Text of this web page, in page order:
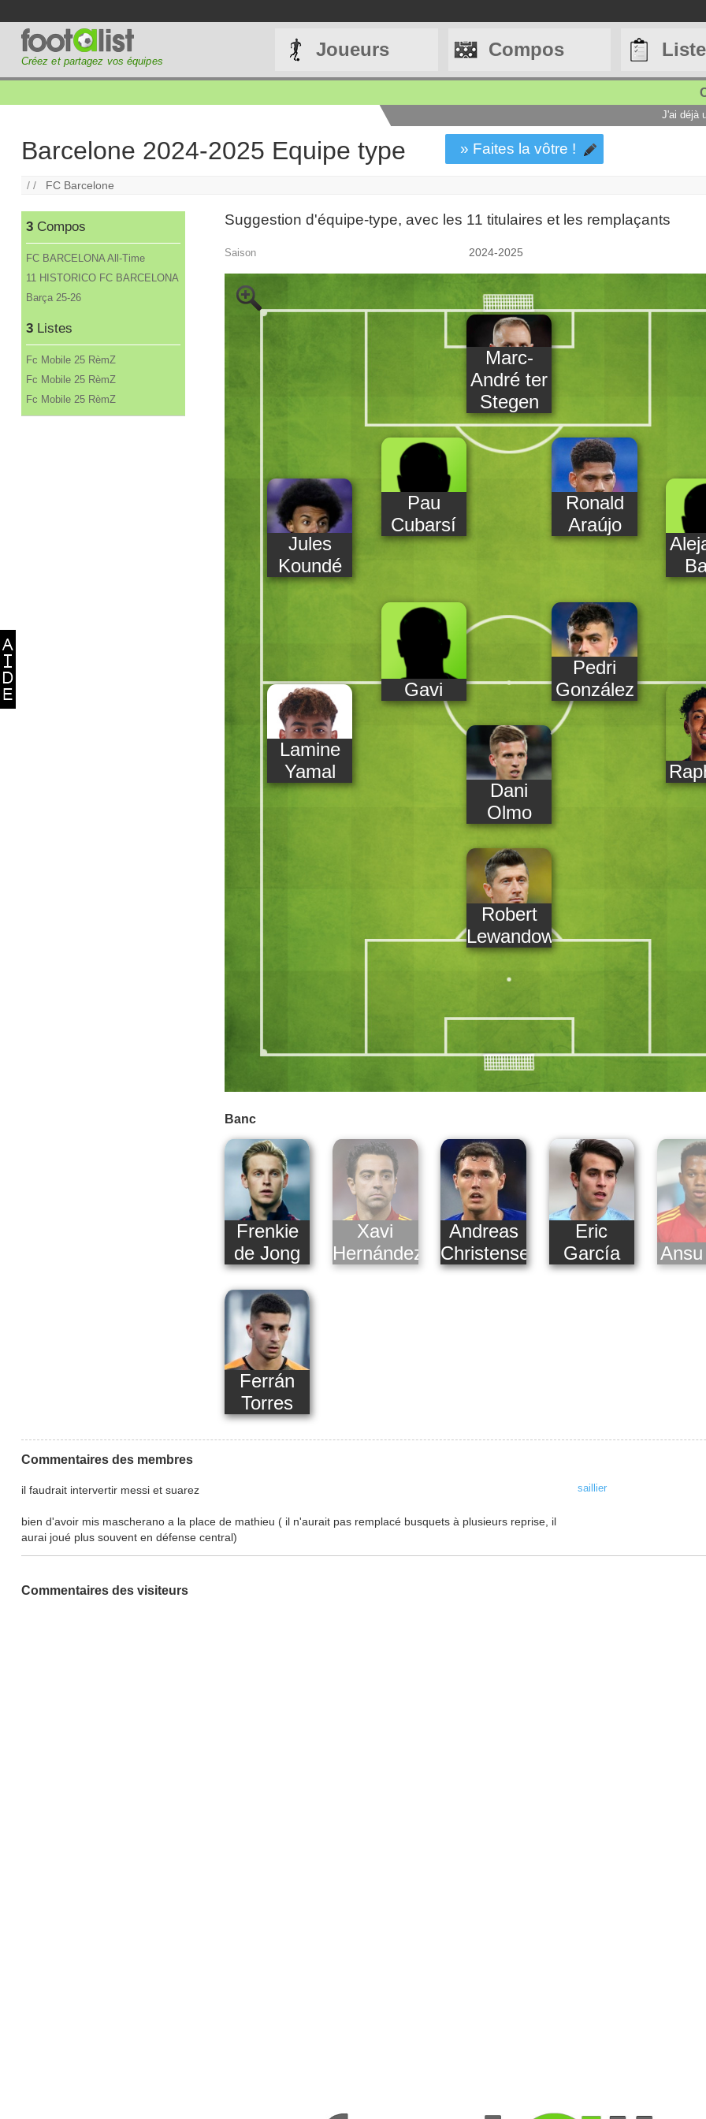
Créez et partagez vos équipes
Joueurs Compos
J'ai déjà
Barcelone 2024-2025 Equipe type » Faites la vôtre !
/ / FC Barcelone
3 Compos
FC BARCELONA All-Time
11 HISTORICO FC BARCELONA
Barça 25-26
3 Listes
Fc Mobile 25 RèmZ
Fc Mobile 25 RèmZ
Fc Mobile 25 RèmZ
Suggestion d'équipe-type, avec les 11 titulaires et les remplaçants
Saison 2024-2025
Marc-
André ter
Stegen
Jules
Koundé
Pau
Cubarsí
Ronald
Araújo
Gavi
Pedri
González
Lamine
Yamal
Dani
Olmo
Robert
Lewandowski
Banc
Frenkie
de Jong
Xavi
Hernández
Andreas
Christensen
Eric
García
Ferrán
Torres
Commentaires des membres
il faudrait intervertir messi et suarez
bien d'avoir mis mascherano a la place de mathieu ( il n'aurait pas remplacé busquets à plusieurs reprise, il
aurai joué plus souvent en défense central)
saillier
Commentaires des visiteurs